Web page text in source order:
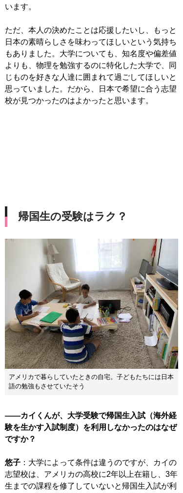
います。
ただ、本人の決めたことは応援したいし、もっと
日本の素晴らしさを味わってほしいという気持ち
もありました。大学についても、知名度や偏差値
よりも、物理を勉強するのに特化した大学で、同
じものを好きな人達に囲まれて過ごしてほしいと
思っていました。だから、日本で希望に合う志望
校が見つかったのはよかったと思います。
帰国生の受験はラク？
アメリカで暮らしていたときの自宅。子どもたちには日本
語の勉強もさせていたそう
――カイくんが、大学受験で帰国生入試（海外経
験を生かす入試制度）を利用しなかったのはなぜ
ですか？
悠子 ：大学によって条件は違うのですが、カイの
志望校は、アメリカの高校に2年以上在籍し、3年
生までの課程を修了していないと帰国生入試が利